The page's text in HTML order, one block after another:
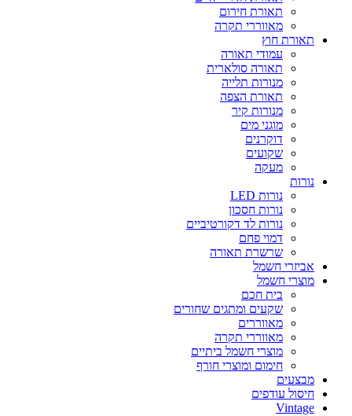
תאורת חירום
מאווררי תקרה
תאורת חוץ
עמודי תאורה
תאורה סולארית
מנורות תלייה
תאורת הצפה
מנורות קיר
מוגני מים
דוקרנים
שקועים
מעקה
נורות
נורות LED
נורות חסכון
נורות לד דקורטיביים
דמוי פחם
שרשרת תאורה
אביזרי חשמל
מוצרי חשמל
בית חכם
שקעים ומתגים שחורים
מאווררים
מאווררי תקרה
מוצרי חשמל ביתיים
חימום ומוצרי חורף
מבצעים
חיסול עודפים
Vintage